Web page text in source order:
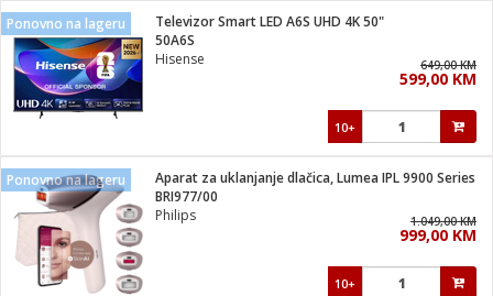
Ponovno na lageru
Televizor Smart LED A6S UHD 4K 50"
50A6S
Hisense
649,00 KM
599,00 KM
10+
Ponovno na lageru
Aparat za uklanjanje dlačica, Lumea IPL 9900 Series
BRI977/00
Philips
1.049,00 KM
999,00 KM
10+